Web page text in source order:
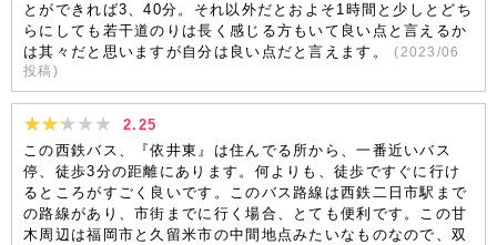
とができれば3、40分。それ以外だとおよそ1時間と少しとどち
らにしても若干道のりは長く感じる方もいて良い点と言えるか
は其々だと思いますが自分は良い点だと言えます。
(2023/06
投稿)
2.25
この西鉄バス、『依井東』は住んでる所から、一番近いバス
停、徒歩3分の距離にあります。何よりも、徒歩ですぐに行け
るところがすごく良いです。このバス路線は西鉄二日市駅まで
の路線があり、市街までに行く場合、とても便利です。この甘
木周辺は福岡市と久留米市の中間地点みたいなものなので、双